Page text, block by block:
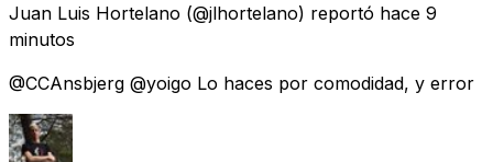
Juan Luis Hortelano (@jlhortelano) reportó hace 9
minutos
@CCAnsbjerg @yoigo Lo haces por comodidad, y error